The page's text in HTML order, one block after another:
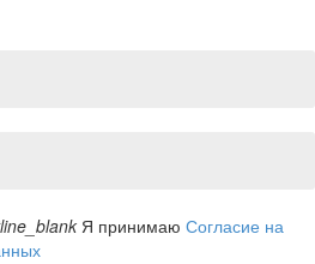
Я принимаю Согласие на